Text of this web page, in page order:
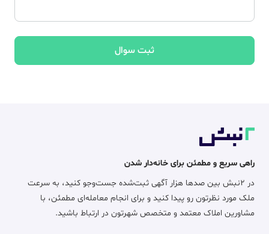
ثبت سوال
راهی سریع و مطمئن برای خانه‌دار شدن
در ۲نبش بین صدها هزار آگهی ثبت‌شده جست‌وجو کنید، به سرعت
ملک مورد نظرتون رو پیدا کنید و برای انجام معامله‌ای مطمئن، با
مشاورین املاک معتمد و متخصص شهرتون در ارتباط باشید.